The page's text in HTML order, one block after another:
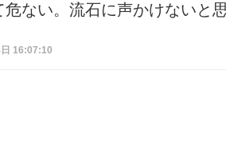
ない。流石に声かけないと
16:07:10